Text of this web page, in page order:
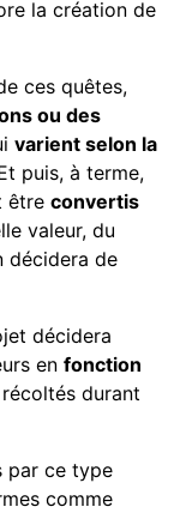
la création de
ces quêtes,
ou des
varient selon la
puis, à terme,
être convertis
valeur, du
décidera de
décidera
en fonction
récoltés durant
par ce type
comme